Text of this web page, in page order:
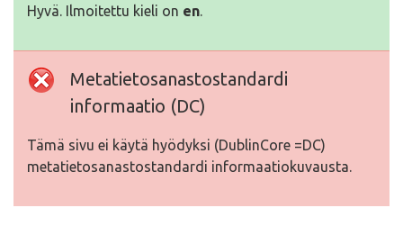
Hyvä. Ilmoitettu kieli on en.
Metatietosanastostandardi
informaatio (DC)
Tämä sivu ei käytä hyödyksi (DublinCore =DC)
metatietosanastostandardi informaatiokuvausta.